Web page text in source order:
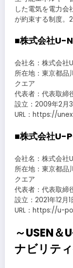
した電気を電力会
が約束する制度。
■株式会社U-
会社名：株式会社
所在地：東京都品
クエア
代表者：代表取
設立：2009年2月
URL：https://
■株式会社U-
会社名：株式会社
所在地：東京都品
クエア
代表者：代表取
設立：2021年12月1
URL：https://u-
～USEN＆
ナビリテ